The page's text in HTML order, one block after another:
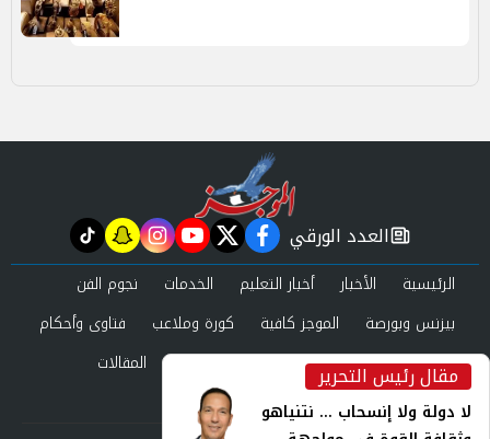
مقال رئيس التحرير
لا دولة ولا إنسحاب ... نتنياهو
newspaper
العدد الورقي facebook
twitter
youtube
instagram
snapchat
tiktok
الرئيسية الأخبار أخبار التعليم الخدمات
نجوم الفن
بيزنس وبورصة
الموجز كافية كورة وملاعب
فتاوى وأحكام
صحة وجمال
عرب وعالم حوادث ومحاكم
المقالات
العدد الورقي